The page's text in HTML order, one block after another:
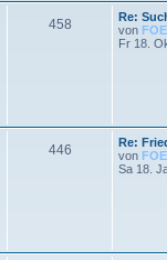
458
Re:
von FOE
Fr 18.
446
Re:
von FOE
Sa 18.